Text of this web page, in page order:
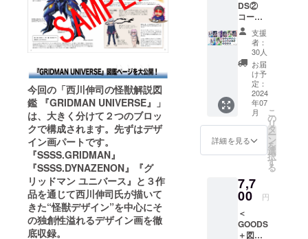
今回の「西川伸司の怪獣解説図
鑑 『GRIDMAN UNIVERSE』」
は、大きく分けて２つのブロッ
クで構成されます。先ずはデザ
イン画パートです。
『SSSS.GRIDMAN』
『SSSS.DYNAZENON』『グ
リッドマン ユニバース』と３作
品を通じて西川伸司氏が描いて
きた“怪獣デザイン”を中心にそ
の独創性溢れるデザイン画を徹
底収録。
マン ユ
ニバー
ス』の
怪獣デ
ザイ
ナース
タッフ
として
参加
し、本
編作品
に深く
関わる
点で、
作品に
る全怪
獣のデ
DS②
コー
ス】
【BOO
STER限
定版】
西川伸
司【描
き下ろ
し使
用】ク
リア
ファイ
ル3種
セット
船ユニ
バース
ヒロイ
ン”B2
ポス
ター
支援
者：
30人
お届
け予
定：
2024
年07
月
詳細を見る
こ
の
リ
タ
ー
ン
を
選
択
す
る
7,7
00 円
＜
GOODS
＋図鑑